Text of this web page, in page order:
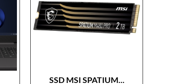
SSD MSI SPATIUM...